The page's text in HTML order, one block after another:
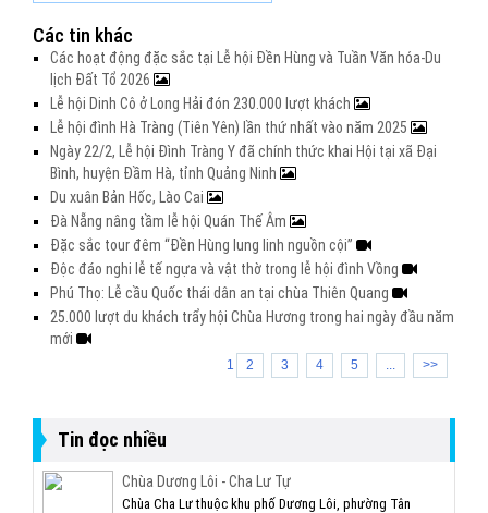
Các tin khác
Các hoạt động đặc sắc tại Lễ hội Đền Hùng và Tuần Văn hóa-Du
lịch Đất Tổ 2026
Lễ hội Dinh Cô ở Long Hải đón 230.000 lượt khách
Lễ hội đình Hà Tràng (Tiên Yên) lần thứ nhất vào năm 2025
Ngày 22/2, Lễ hội Đình Tràng Y đã chính thức khai Hội tại xã Đại
Bình, huyện Đầm Hà, tỉnh Quảng Ninh
Du xuân Bản Hốc, Lào Cai
Đà Nẵng nâng tầm lễ hội Quán Thế Âm
Đặc sắc tour đêm “Đền Hùng lung linh nguồn cội”
Độc đáo nghi lễ tế ngựa và vật thờ trong lễ hội đình Vồng
Phú Thọ: Lễ cầu Quốc thái dân an tại chùa Thiên Quang
25.000 lượt du khách trẩy hội Chùa Hương trong hai ngày đầu năm
mới
1 2 3 4 5 ... >>
Tin đọc nhiều
Chùa Dương Lôi - Cha Lư Tự
Chùa Cha Lư thuộc khu phố Dương Lôi, phường Tân